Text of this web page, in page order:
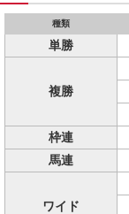
種類
単勝
複勝
枠連
馬連
ワイド